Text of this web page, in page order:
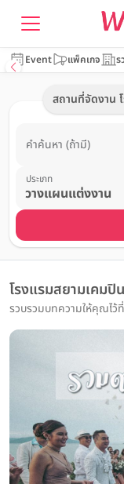
Event แพ็คเกจ ร
สถานที่จัดงาน
คำค้นหา (ถ้ามี)
ประเภท
โรงแรมสยามเคม
รวบรวมบทความให้คุณไว้